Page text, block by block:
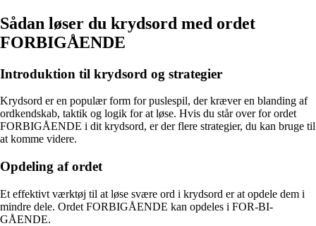
Sådan løser du krydsord med ordet
FORBIGÅENDE
Introduktion til krydsord og strategier
Krydsord er en populær form for puslespil, der kræver en blanding af
ordkendskab, taktik og logik for at løse. Hvis du står over for ordet
FORBIGÅENDE i dit krydsord, er der flere strategier, du kan bruge til
at komme videre.
Opdeling af ordet
Et effektivt værktøj til at løse svære ord i krydsord er at opdele dem i
mindre dele. Ordet FORBIGÅENDE kan opdeles i FOR-BI-
GÅENDE.